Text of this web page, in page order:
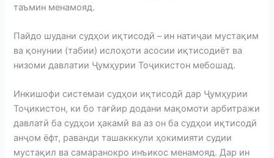
таъмин менамояд.
Пайдо шудани судҳои иқтисодӣ – ин натиҷаи мустақим
ва қонунии (табии) ислоҳоти асосии иқтисодиёт ва
низоми давлатии Ҷумҳурии Тоҷикистон мебошад.
Инкишофи системаи судҳои иқтисодӣ дар Ҷумҳурии
Тоҷикистон, ки бо тағйир додани мақомоти арбитражи
давлатӣ ба судҳои ҳакамӣ ва аз он ба судҳои иқтисодӣ
анҷом ёфт, раванди ташакккули ҳокимияти судии
мустақил ва самаранокро инъикос менамояд. Дар ин